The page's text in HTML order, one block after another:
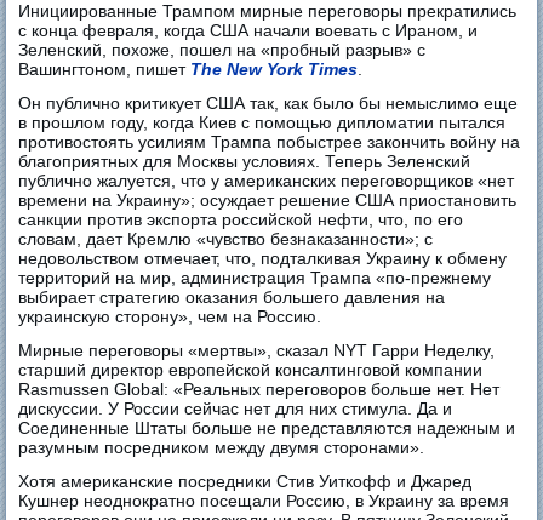
Инициированные Трампом мирные переговоры прекратились
с конца февраля, когда США начали воевать с Ираном, и
Зеленский, похоже, пошел на «пробный разрыв» с
Вашингтоном, пишет The New York Times
Он публично критикует США так, как было бы немыслимо еще
в прошлом году, когда Киев с помощью дипломатии пытался
противостоять усилиям Трампа побыстрее закончить войну на
благоприятных для Москвы условиях. Теперь Зеленский
публично жалуется, что у американских переговорщиков «нет
времени на Украину»; осуждает решение США приостановить
санкции против экспорта российской нефти, что, по его
словам, дает Кремлю «чувство безнаказанности»; с
недовольством отмечает, что, подталкивая Украину к обмену
территорий на мир, администрация Трампа «по-прежнему
выбирает стратегию оказания большего давления на
украинскую сторону», чем на Россию.
Мирные переговоры «мертвы», сказал NYT Гарри Неделку,
старший директор европейской консалтинговой компании
Rasmussen Global: «Реальных переговоров больше нет. Нет
дискуссии. У России сейчас нет для них стимула. Да и
Соединенные Штаты больше не представляются надежным и
разумным посредником между двумя сторонами».
Хотя американские посредники Стив Уиткофф и Джаред
Кушнер неоднократно посещали Россию, в Украину за время